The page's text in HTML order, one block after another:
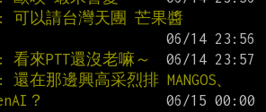
: 可以請台灣天團 芒果醬
: 看來PTT還沒老嘛～
: 還在那邊興高采烈排 MANGOS、
？